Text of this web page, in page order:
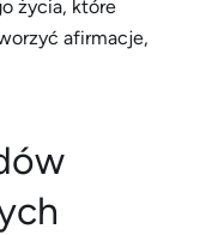
życia, które
afirmacje,